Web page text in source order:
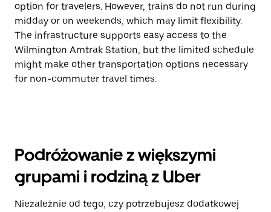
option for travelers. However, trains do not run during
midday or on weekends, which may limit flexibility.
The infrastructure supports easy access to the
Wilmington Amtrak Station, but the limited schedule
might make other transportation options necessary
for non-commuter travel times.
Podróżowanie z większymi
grupami i rodziną z Uber
Niezależnie od tego, czy potrzebujesz dodatkowej